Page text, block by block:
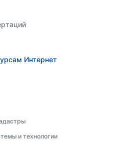
Интернет
и технологии